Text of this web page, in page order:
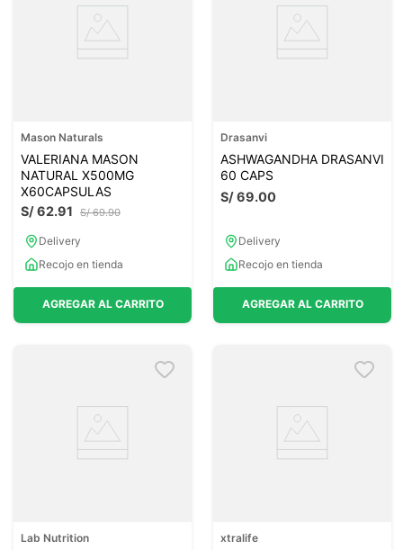
Mason Naturals
VALERIANA MASON
NATURAL X500MG
X60CAPSULAS
S/ 69.90
S/62.91
Delivery
Recojo en tienda
AGREGAR AL CARRITO
Drasanvi
ASHWAGANDHA DRASANVI
60 CAPS
S/69.00
Delivery
Recojo en tienda
AGREGAR AL CARRITO
Lab Nutrition xtralife